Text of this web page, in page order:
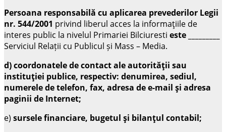
Persoana responsabilă cu aplicarea prevederilor Legii
nr. 544/2001 privind liberul acces la informaţiile de
interes public la nivelul Primariei Bilciuresti este _________
Serviciul Relații cu Publicul și Mass – Media.
d) coordonatele de contact ale autorităţii sau
instituţiei publice, respectiv: denumirea, sediul,
numerele de telefon, fax, adresa de e-mail şi adresa
paginii de Internet;
e) sursele financiare, bugetul şi bilanţul contabil;